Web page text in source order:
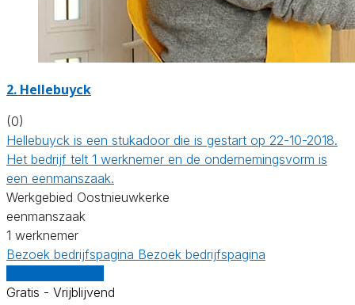
2. Hellebuyck
(0)
Hellebuyck is een stukadoor die is gestart op 22-10-2018.
Het bedrijf telt 1 werknemer en de ondernemingsvorm is
een eenmanszaak.
Werkgebied Oostnieuwkerke
eenmanszaak
1 werknemer
Bezoek bedrijfspagina Bezoek bedrijfspagina
Gratis - Vrijblijvend